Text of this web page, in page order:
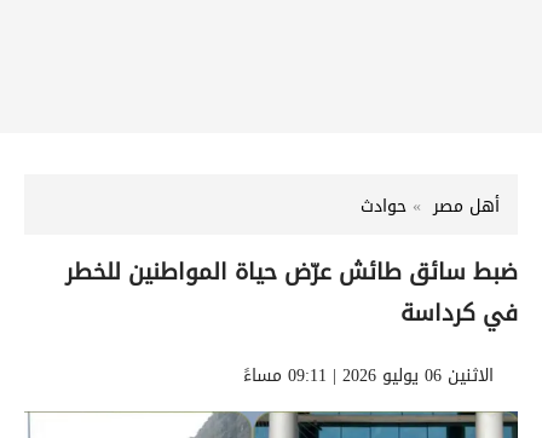
أهل مصر حوادث
ضبط سائق طائش عرّض حياة المواطنين للخطر
في كرداسة
الاثنين 06 يوليو 2026 | 09:11 مساءً